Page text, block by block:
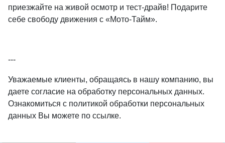
приезжайте на живой осмотр и тест-драйв! Подарите
себе свободу движения с «Мото-Тайм».
---
Уважаемые клиенты, обращаясь в нашу компанию, вы
даете согласие на обработку персональных данных.
Ознакомиться с политикой обработки персональных
данных Вы можете по ссылке.